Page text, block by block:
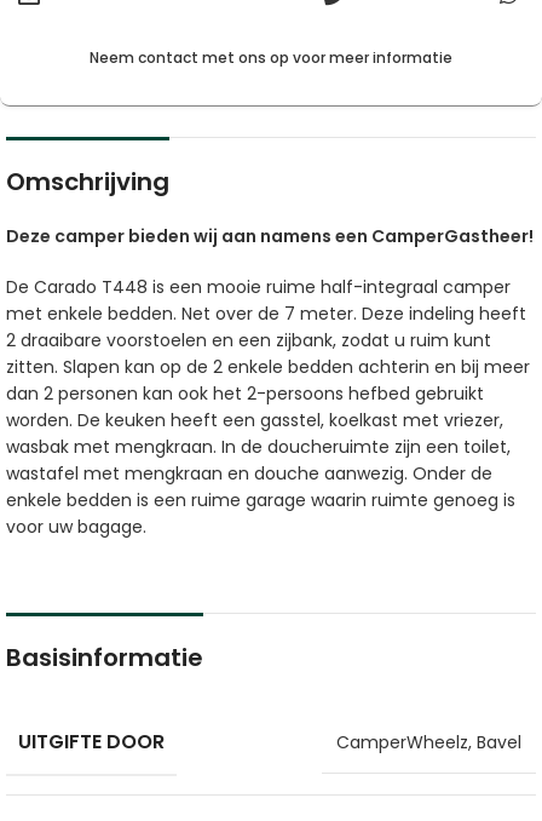
Omschrijving
Deze camper bieden wij aan namens een CamperGastheer!
De Carado T448 is een mooie ruime half-integraal camper
met enkele bedden. Net over de 7 meter. Deze indeling heeft
2 draaibare voorstoelen en een zijbank, zodat u ruim kunt
zitten. Slapen kan op de 2 enkele bedden achterin en bij meer
dan 2 personen kan ook het 2-persoons hefbed gebruikt
worden. De keuken heeft een gasstel, koelkast met vriezer,
wasbak met mengkraan. In de doucheruimte zijn een toilet,
wastafel met mengkraan en douche aanwezig. Onder de
enkele bedden is een ruime garage waarin ruimte genoeg is
voor uw bagage.
Basisinformatie
UITGIFTE DOOR CamperWheelz, Bavel
Neem contact met ons op voor meer informatie